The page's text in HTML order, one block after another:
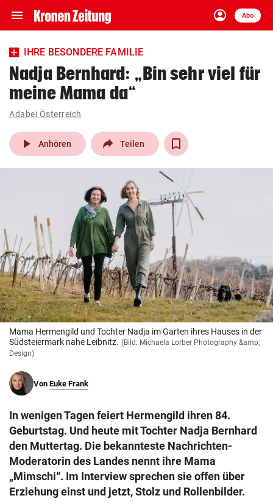
menu Navigation
ein-/ausklappen
account_circle
Anmelden
Abo
close Schließen
account_circle Anmelden
pin_drop
Wien arrow_right
bookmark
eingeben
© Krone Multimedia GmbH & Co KG 2026
Muthgasse 2, 1190 Wien
IHRE BESONDERE FAMILIE
Nadja Bernhard: „Bin sehr viel für
meine Mama da“
Adabei Österreich
play_arrow Anhören Teilen
Mama Hermengild und Tochter Nadja im Garten ihres Hauses in der
Südsteiermark nahe Leibnitz. (Bild: Michaela Lorber Photography &amp;
Design)
Von Euke Frank
In wenigen Tagen feiert Hermengild ihren 84.
Geburtstag. Und heute mit Tochter Nadja Bernhard
den Muttertag. Die bekannteste Nachrichten-
Moderatorin des Landes nennt ihre Mama
„Mimschi“. Im Interview sprechen sie offen über
Erziehung einst und jetzt, Stolz und Rollenbilder.